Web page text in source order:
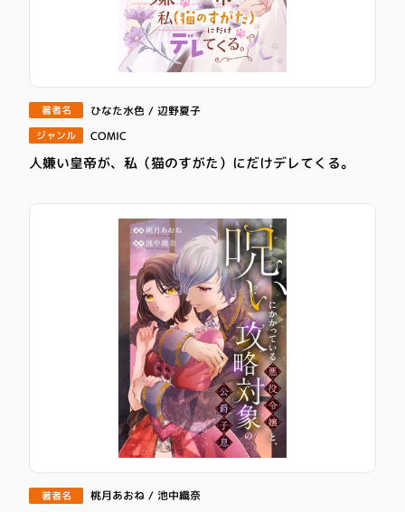
著者名 ひなた水色 / 辺野夏子
ジャンル COMIC
人嫌い皇帝が、私（猫のすがた）にだけデレてくる。
著者名 桃月あおね / 池中織奈